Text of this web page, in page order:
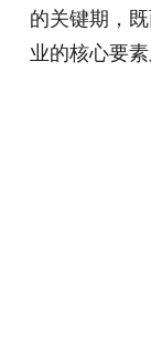
的关键期，
业的核心要